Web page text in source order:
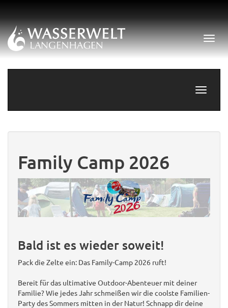
Family Camp 2026
Bald ist es wieder soweit!
Pack die Zelte ein: Das Family-Camp 2026 ruft!
Bereit für das ultimative Outdoor-Abenteuer mit deiner
Familie? Wie jedes Jahr schmeißen wir die coolste Familien-
Party des Sommers mitten in der Natur! Schnapp dir deine